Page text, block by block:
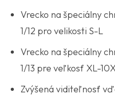
Vrecko na špeciálny
1/12 pro velikosti S-L
Vrecko na špeciálny
1/13 pre veľkosť XL-
Zvýšená viditeľnosť